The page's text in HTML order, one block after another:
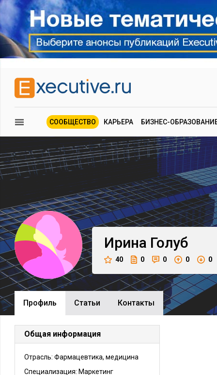
СООБЩЕСТВО КАРЬЕРА БИЗНЕС-
Ирина Голуб
40 0 0 0 0
Профиль Cтатьи Контакты
Общая информация
Отрасль: Фармацевтика, медицина
Специализация: Маркетинг